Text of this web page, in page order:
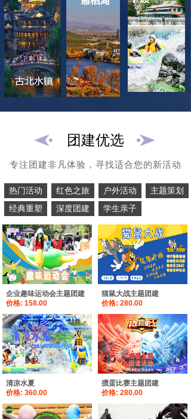
专注团建非凡体验，寻找适合您的新活动
团建优选
企业趣味运动会主题团建
价格: 158.00
猫鼠大战主题团建
价格: 280.00
清凉水夏
价格: 360.00
掼蛋比赛主题团建
价格: 280.00
热门活动 红色之旅 户外活动
主题策划
经典重塑
深度团建 学生亲子